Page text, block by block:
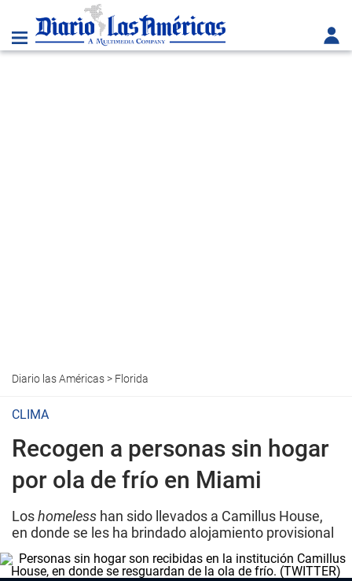
Diario las Américas> Florida
CLIMA
Recogen a personas sin hogar
por ola de frío en Miami
Loshomeless han sido llevados a Camillus House,
en donde se les ha brindado alojamiento provisional